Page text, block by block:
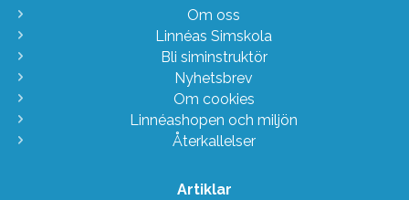
Om oss
Linnéas Simskola
Bli siminstruktör
Nyhetsbrev
Om cookies
Linnéashopen och miljön
Återkallelser
Artiklar